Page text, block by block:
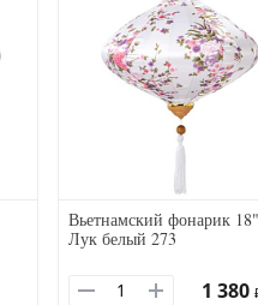
Вьетнамский фонарик 18"
Лук белый 273
1 380